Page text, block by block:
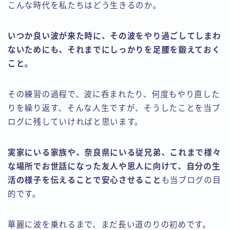
こんな時代を私たちはどう生きるのか。
いつか良い波が来た時に、その波をやり過ごしてしまわ
ないためにも、それまでにしっかりを足腰を鍛えておく
こと。
その練習の過程で、波に呑まれたり、何度もやり直した
りを繰り返す、そんな人生ですが、そうしたことを当ブ
ログに残していければと思います。
実家にいる家族や、奈良県にいる従兄弟、これまで様々
な場所でお世話になった友人や恩人に向けて、自分の生
活の様子を伝えることで安心させること も当ブログの目
的です。
華麗に波を乗れるまで、まだ長い道のりの初めです。